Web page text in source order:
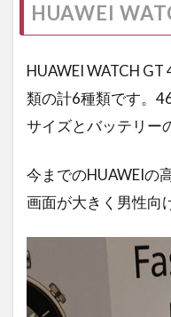
HUAWEI
HUAWEI WATCH
類の計6種類です。
サイズとバッテリー
今までのHUAWEIの
画面が大きく男性向